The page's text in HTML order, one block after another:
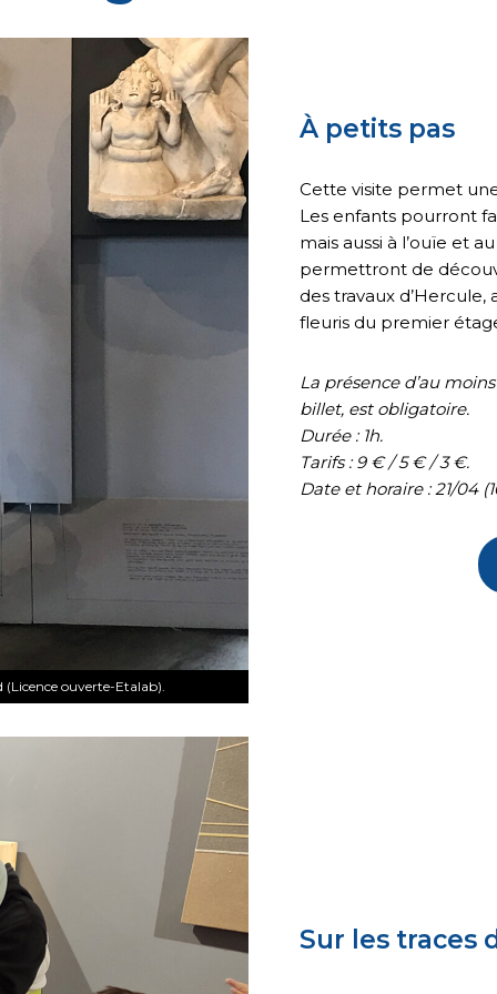
ouverte-Etalab).
À petits pas
Cette visite permet
Les enfants pourront
mais aussi à l’ouïe et
permettront de
des travaux
fleuris du premier
La présence d’au
billet, est obligatoire.
Durée : 1h.
Tarifs : 9 € / 5 € / 3 €.
Date et horaire : 21/04
Sur les traces